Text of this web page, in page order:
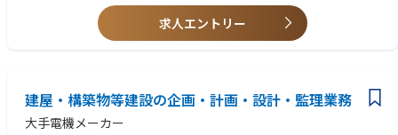
③多くの勤務地に対応
・電力関連のエンジニアリング業務経験
・海外関連の業務経験
・外国人との技術的な折衝経験
求人エントリー
建屋・構築物等建設の企画・計画・設計・監理業務
大手電機メーカー